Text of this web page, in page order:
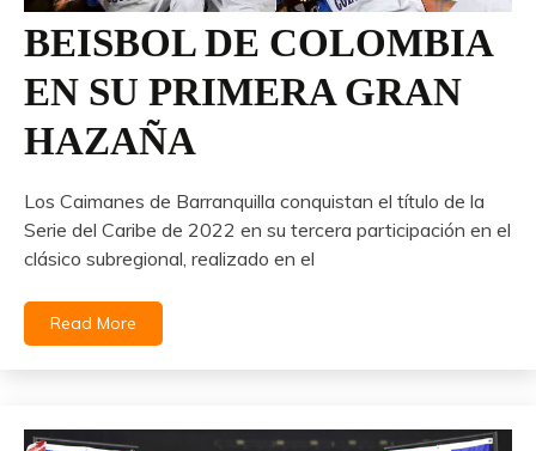
BEISBOL DE COLOMBIA
EN SU PRIMERA GRAN
HAZAÑA
Los Caimanes de Barranquilla conquistan el título de la
Serie del Caribe de 2022 en su tercera participación en el
clásico subregional, realizado en el
Read More